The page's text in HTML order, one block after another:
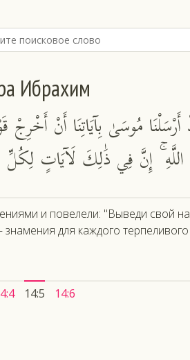
Ибрахим
أَرْسَلْنَا مُوسَىٰ بِآيَاتِنَا أَنْ
اللَّهِ ۚ إِنَّ فِي ذَٰلِكَ لَآيَاتٍ
и повелели: "Выведи свой
для каждого
14:5 14:6